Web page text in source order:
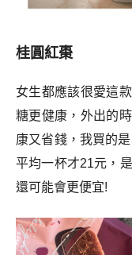
桂圓紅棗
女生都應該很愛這
糖更健康，外出的
康又省錢，我買的
平均一杯才21元，
還可能會更便宜!